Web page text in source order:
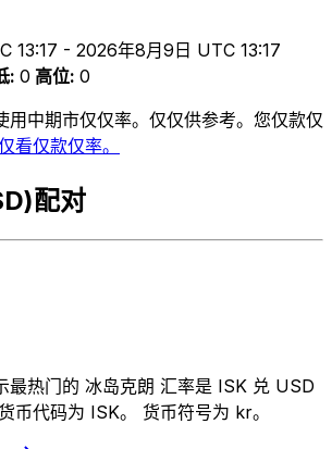
13:17 - 2026年8月9日 UTC 13:17
: 0 高位: 0
用中期市仅仅率。仅仅供参考。您仅款仅
看仅款仅率。
配对
最热门的 冰岛克朗 汇率是 ISK 兑 USD
币代码为 ISK。 货币符号为 kr。